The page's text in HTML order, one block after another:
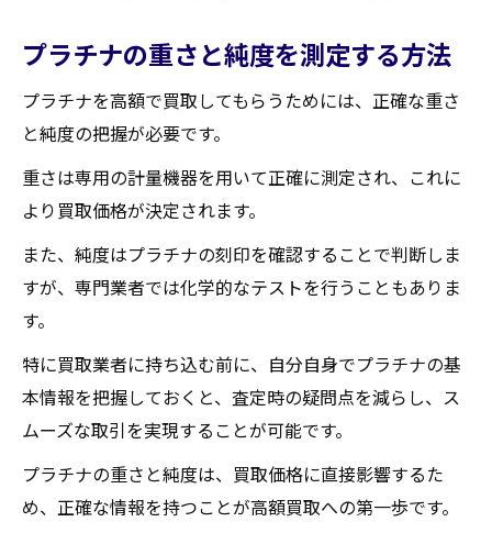
ポイント
プラチナを高額で買取してもらうための査定ポ
イント
査定前に行うべきプラチナの手入れ方法
複数の査定を受けることで得られるメリッ
ト
宮城県柴田郡大河原町の査定スタイルを把
握する
買取金額を最大化するために知っておくべきこ
と
プラチナ市場のタイミングを見極める
プラチナの重さと純度を測定する方法
プラチナを高額で買取してもらうためには、正確な重さ
と純度の把握が必要です。
重さは専用の計量機器を用いて正確に測定され、これに
より買取価格が決定されます。
また、純度はプラチナの刻印を確認することで判断しま
すが、専門業者では化学的なテストを行うこともありま
す。
特に買取業者に持ち込む前に、自分自身でプラチナの基
本情報を把握しておくと、査定時の疑問点を減らし、ス
ムーズな取引を実現することが可能です。
プラチナの重さと純度は、買取価格に直接影響するた
め、正確な情報を持つことが高額買取への第一歩です。